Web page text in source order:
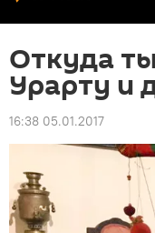
Откуда
Урарту и
16:38 05.01.2017